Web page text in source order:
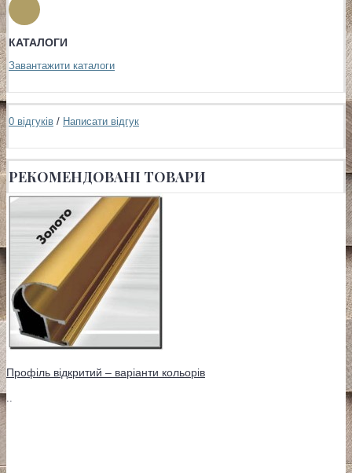
КАТАЛОГИ
Завантажити каталоги
0 відгуків / Написати відгук
РЕКОМЕНДОВАНІ ТОВАРИ
Профіль відкритий – варіанти кольорів
..